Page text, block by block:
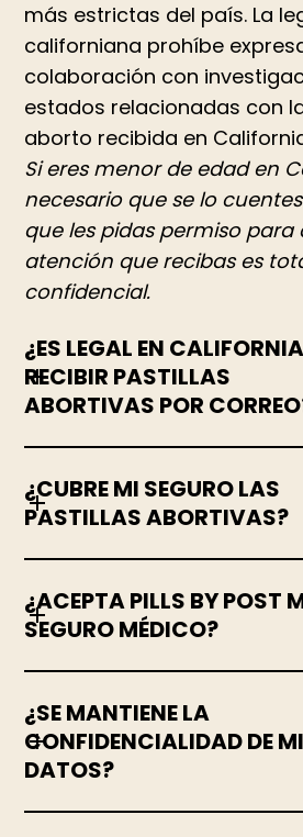
más estrictas del país. La
californiana prohíbe
colaboración con
estados relacionadas con
aborto recibida en
‍Si eres menor de edad en
necesario que se lo
que les pidas permiso para
atención que recibas es
confidencial.
¿ES LEGAL EN CALIFORNIA
RECIBIR PASTILLAS
ABORTIVAS POR
¿CUBRE MI SEGURO LAS
PASTILLAS ABORTIVAS?
¿ACEPTA PILLS BY POST
SEGURO MÉDICO?
¿SE MANTIENE LA
CONFIDENCIALIDAD DE
DATOS?